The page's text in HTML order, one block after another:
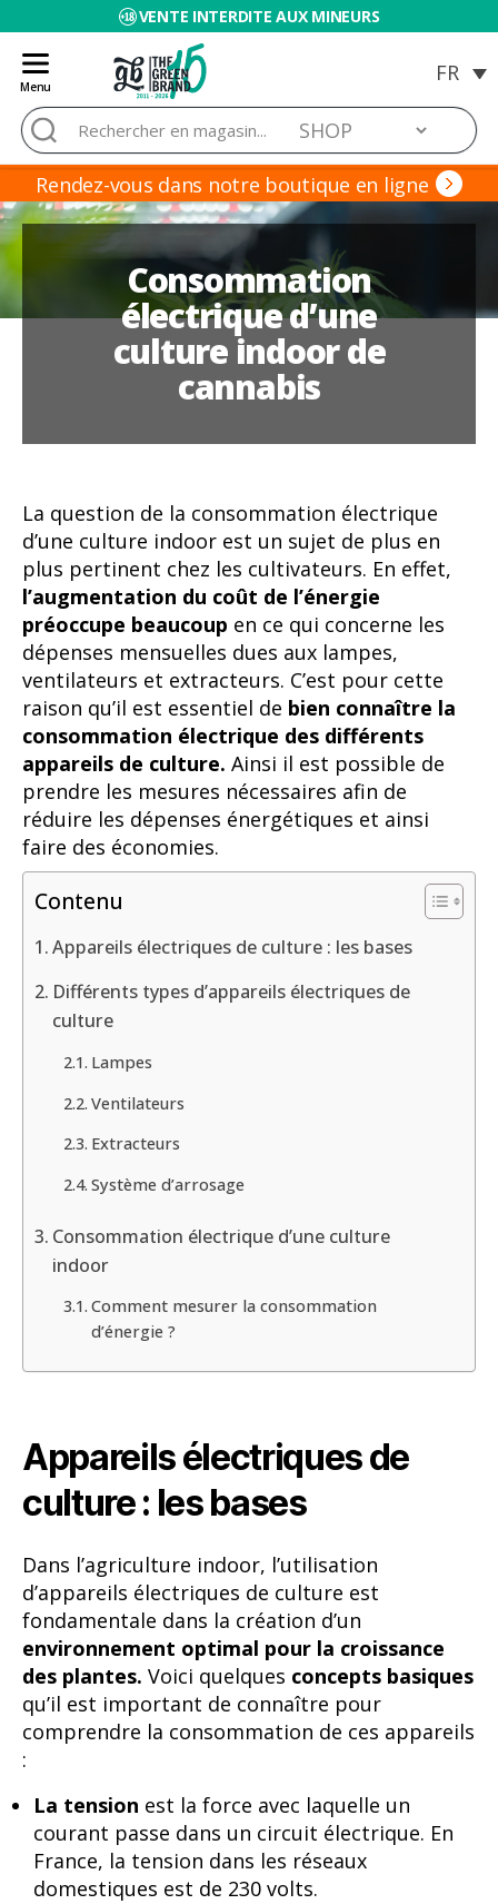
VENTE INTERDITE AUX MINEURS
Menu
Blog
de
Grow
Barato
Rechercher :
Rendez-vous dans notre boutique en ligne
Consommation
électrique d’une
culture indoor de
cannabis
La question de la consommation électrique
d’une culture indoor est un sujet de plus en
plus pertinent chez les cultivateurs. En effet,
l’augmentation du coût de l’énergie
préoccupe beaucoup en ce qui concerne les
dépenses mensuelles dues aux lampes,
ventilateurs et extracteurs. C’est pour cette
raison qu’il est essentiel de bien connaître la
consommation électrique des différents
appareils de culture. Ainsi il est possible de
prendre les mesures nécessaires afin de
réduire les dépenses énergétiques et ainsi
faire des économies.
Contenu
Appareils électriques de culture : les bases
Différents types d’appareils électriques de
culture
Lampes
Ventilateurs
Extracteurs
Système d’arrosage
Consommation électrique d’une culture
indoor
Comment mesurer la consommation
d’énergie ?
Appareils électriques de
culture : les bases
Dans l’agriculture indoor, l’utilisation
d’appareils électriques de culture est
fondamentale dans la création d’un
environnement optimal pour la croissance
des plantes. Voici quelques concepts basiques
qu’il est important de connaître pour
comprendre la consommation de ces appareils
:
La tension est la force avec laquelle un
courant passe dans un circuit électrique. En
France, la tension dans les réseaux
domestiques est de 230 volts.